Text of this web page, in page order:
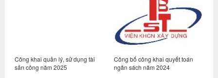
Công khai quản lý, sử dụng tài
sản công năm 2025
Công bố công khai quyết toán
ngân sách năm 2024